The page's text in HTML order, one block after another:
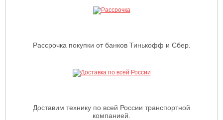
Рассрочка покупки от банков Тинькофф и Сбер.
Доставим технику по всей России транспортной
компанией.